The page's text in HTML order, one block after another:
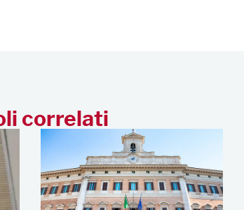
correlati